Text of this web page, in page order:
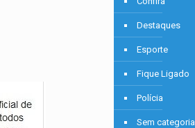
Destaques
Esporte
Fique Ligado
Polícia
Sem categoria